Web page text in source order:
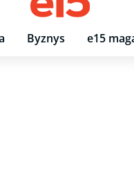
Byznys e15